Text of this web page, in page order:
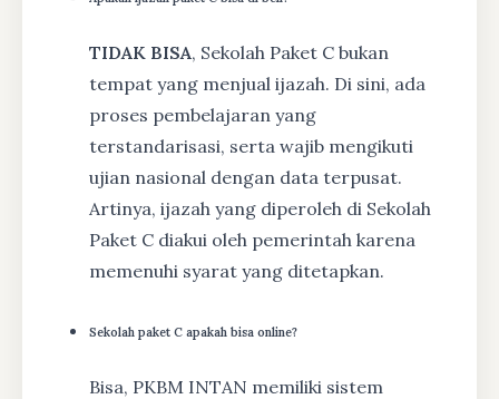
TIDAK BISA, Sekolah Paket C bukan
tempat yang menjual ijazah. Di sini, ada
proses pembelajaran yang
terstandarisasi, serta wajib mengikuti
ujian nasional dengan data terpusat.
Artinya, ijazah yang diperoleh di Sekolah
Paket C diakui oleh pemerintah karena
memenuhi syarat yang ditetapkan.
Sekolah paket C apakah bisa online?
Bisa, PKBM INTAN memiliki sistem